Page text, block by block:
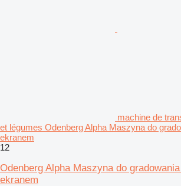
machine de
et légumes Odenberg Alpha Maszyna do
ekranem
12
Odenberg Alpha Maszyna do
ekranem